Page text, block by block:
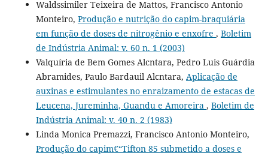
Waldssimiler Teixeira de Mattos, Francisco Antonio
Monteiro, Produção e nutrição do capim-braquiária
em função de doses de nitrogênio e enxofre , Boletim
de Indústria Animal: v. 60 n. 1 (2003)
Valquíria de Bem Gomes Alcntara, Pedro Luis Guárdia
Abramides, Paulo Bardauil Alcntara, Aplicação de
auxinas e estimulantes no enraizamento de estacas de
Leucena, Jureminha, Guandu e Amoreira , Boletim de
Indústria Animal: v. 40 n. 2 (1983)
Linda Monica Premazzi, Francisco Antonio Monteiro,
Produção do capim€“Tifton 85 submetido a doses e